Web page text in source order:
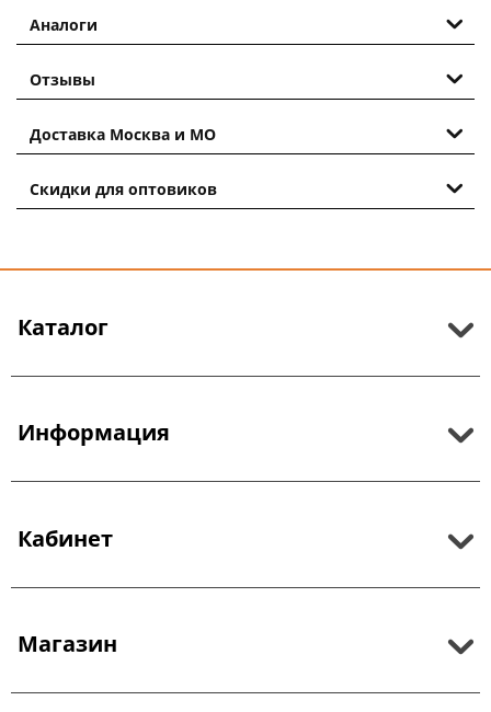
Аналоги
Отзывы
Доставка Москва и МО
Скидки для оптовиков
Каталог
Информация
Кабинет
Магазин